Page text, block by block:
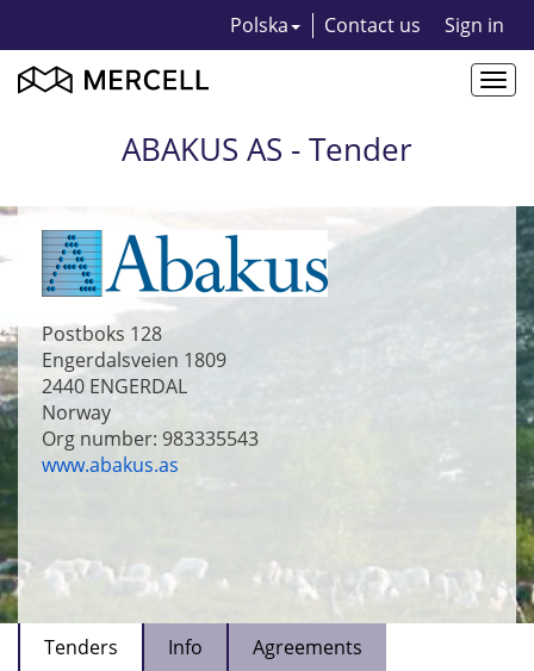
Polska Contact us Sign in
ABAKUS AS - Tender
Postboks 128
Engerdalsveien 1809
2440 ENGERDAL
Norway
Org number: 983335543
www.abakus.as
Tenders Info
Agreements